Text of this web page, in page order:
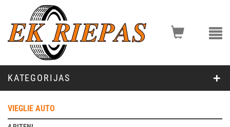
KATEGORIJAS
VIEGLIE AUTO